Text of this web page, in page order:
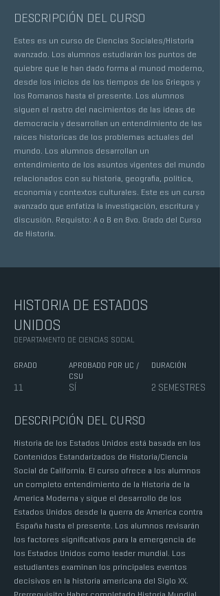
DESCRIPCIÓN DEL CURSO
Estes es un curso de Ciencias Sociales/Historia
avanzado. Los alumnos estudiarán los puntos de
quiebre que le han dado forma al munod moderno,
desde los inicios de los tiempos de los Griegos y
los Romanos hasta el presente. Los alumnos
siguen el rastro del nacimientos de las ideas de
democracia y desarrollan un entendimiento de las
raíces historicas de los problemas actuales del
mundo. Los alumnos desarrollan un
entendimiento de los asuntos vigentes del mundo
relacionados con su historia, geografia, politica,
economía y contextos culturales. Este es un curso
avanzado que enfatiza la investigación, escritura y
discusión. Requisto: A o B en 8vo. Grado del Curso
de Historia.
HISTORIA DE ESTADOS
UNIDOS
DEPARTAMENTO DE CIENCIAS SOCIAL
GRADO
APROBADO POR UC /
CSU
DURACIÓN
11 SÍ 2 SEMESTRES
DESCRIPCIÓN DEL CURSO
Historia de los Estados Unidos está basada en los
Contenidos Estandarizados de Historia/Ciencia
Social de California. El curso ofrece a los alumnos
un completo entendimiento de la Historia de la
America Moderna y sigue el desarrollo de los
Estados Unidos desde la guerra de America contra
España hasta el presente. Los alumnos revisarán
los factores significativos para la emergencia de
los Estados Unidos como leader mundial. Los
estudiantes examinan los principales eventos
decisivos en la historia americana del Siglo XX.